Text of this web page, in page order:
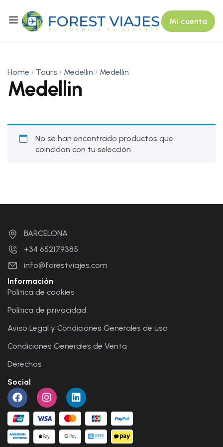
Mi cuenta
Home Tours Medellin Medellin
Medellin
No se han encontrado productos que
coincidan con tu selección.
BARCELONA
+34 652179385
info@forestviajes.com
Información
Política de cookies
Política de privacidad
Aviso Legal y Condiciones Generales de uso
Condiciones Generales de Venta
Derechos
Social